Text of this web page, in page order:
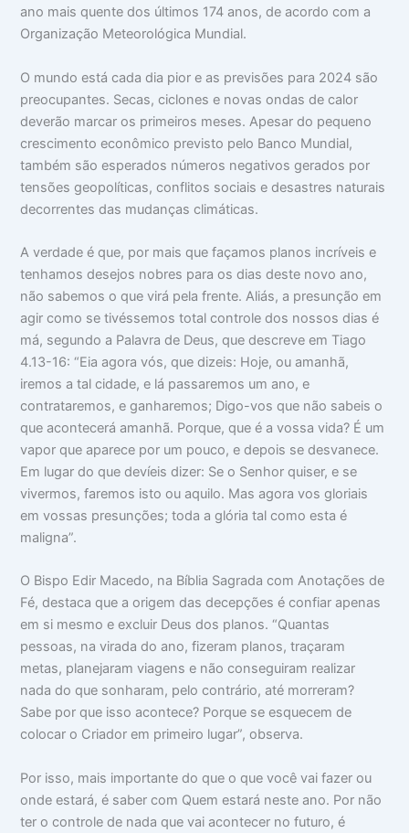
ano mais quente dos últimos 174 anos, de acordo com a
Organização Meteorológica Mundial.
O mundo está cada dia pior e as previsões para 2024 são
preocupantes. Secas, ciclones e novas ondas de calor
deverão marcar os primeiros meses. Apesar do pequeno
crescimento econômico previsto pelo Banco Mundial,
também são esperados números negativos gerados por
tensões geopolíticas, conflitos sociais e desastres naturais
decorrentes das mudanças climáticas.
A verdade é que, por mais que façamos planos incríveis e
tenhamos desejos nobres para os dias deste novo ano,
não sabemos o que virá pela frente. Aliás, a presunção em
agir como se tivéssemos total controle dos nossos dias é
má, segundo a Palavra de Deus, que descreve em Tiago
4.13-16: “Eia agora vós, que dizeis: Hoje, ou amanhã,
iremos a tal cidade, e lá passaremos um ano, e
contrataremos, e ganharemos; Digo-vos que não sabeis o
que acontecerá amanhã. Porque, que é a vossa vida? É um
vapor que aparece por um pouco, e depois se desvanece.
Em lugar do que devíeis dizer: Se o Senhor quiser, e se
vivermos, faremos isto ou aquilo. Mas agora vos gloriais
em vossas presunções; toda a glória tal como esta é
maligna”.
O Bispo Edir Macedo, na Bíblia Sagrada com Anotações de
Fé, destaca que a origem das decepções é confiar apenas
em si mesmo e excluir Deus dos planos. “Quantas
pessoas, na virada do ano, fizeram planos, traçaram
metas, planejaram viagens e não conseguiram realizar
nada do que sonharam, pelo contrário, até morreram?
Sabe por que isso acontece? Porque se esquecem de
colocar o Criador em primeiro lugar”, observa.
Por isso, mais importante do que o que você vai fazer ou
onde estará, é saber com Quem estará neste ano. Por não
ter o controle de nada que vai acontecer no futuro, é